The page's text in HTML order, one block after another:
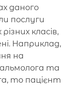
даного
послуги
класів,
Наприклад,
на
та
то пацієнт